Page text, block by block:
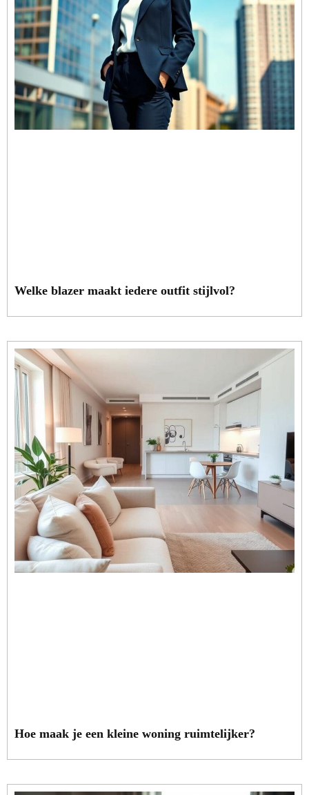
Welke blazer maakt iedere outfit stijlvol?
Hoe maak je een kleine woning ruimtelijker?